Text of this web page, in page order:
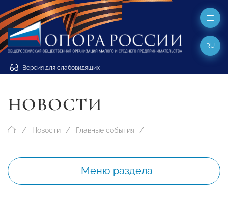
Версия для слабовидящих
RU
НОВОСТИ
Новости Главные события
Меню раздела